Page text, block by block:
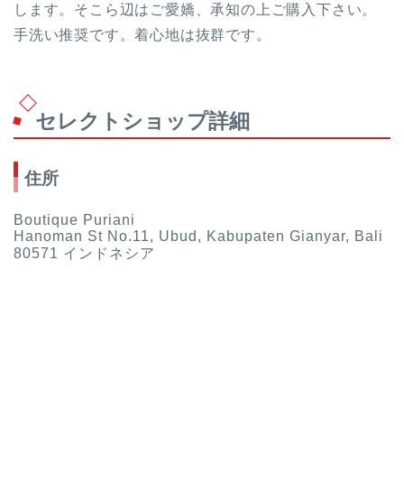
します。そこら辺はご愛嬌、承知の上ご購入下さい。
手洗い推奨です。着心地は抜群です。
セレクトショップ詳細
住所
Boutique Puriani
Hanoman St No.11, Ubud, Kabupaten Gianyar, Bali
80571 インドネシア